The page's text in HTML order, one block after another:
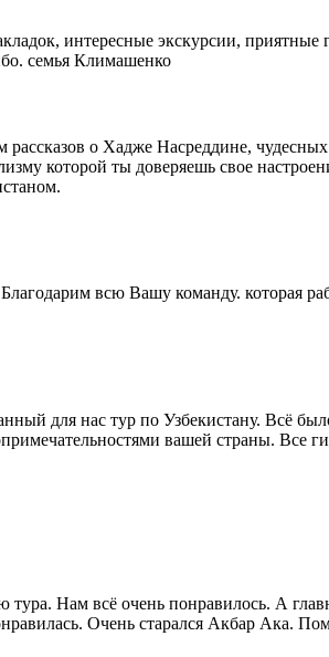
интересные экскурсии,
семья Климашенко
о Хадже Насреддине,
которой ты доверяешь свое
всю Вашу команду. которая
для нас тур по Узбекистану. Всë
вашей страны.
Нам всё очень понравилось. А
Очень старался Акбар Ака.